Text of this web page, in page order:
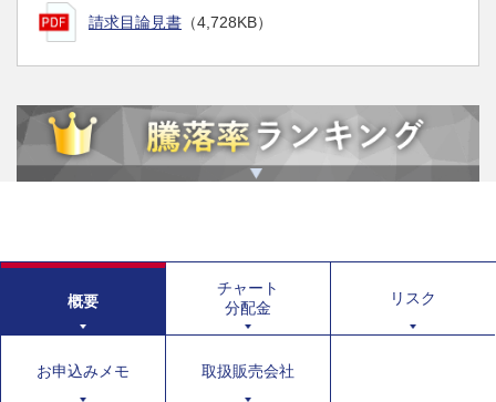
請求目論見書 （4,728KB）
概要
チャート
分配金
リスク
お申込みメモ 取扱販売会社